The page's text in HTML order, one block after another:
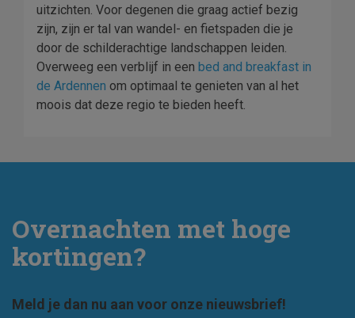
uitzichten. Voor degenen die graag actief bezig
zijn, zijn er tal van wandel- en fietspaden die je
door de schilderachtige landschappen leiden.
Overweeg een verblijf in een bed and breakfast in
de Ardennen om optimaal te genieten van al het
moois dat deze regio te bieden heeft.
Overnachten met hoge
kortingen?
Meld je dan nu aan voor onze nieuwsbrief!